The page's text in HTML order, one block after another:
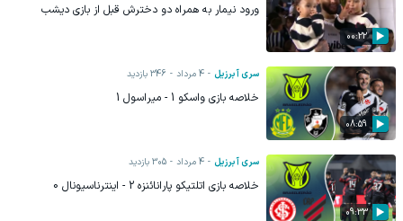
00:22
ورود نیمار به همراه دو دخترش قبل از بازی دیشب
08:59
سری آ برزیل 4 مرداد 346بازدید
خلاصه بازی واسکو 1 - میراسول 1
09:33
سری آ برزیل 4 مرداد 305بازدید
خلاصه بازی اتلتیکو پارانائنزه 2 - اینترناسیونال 0